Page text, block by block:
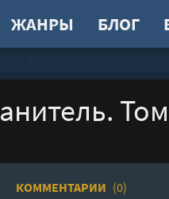
ЖАНРЫ БЛОГ
КОММЕНТАРИИ (0)